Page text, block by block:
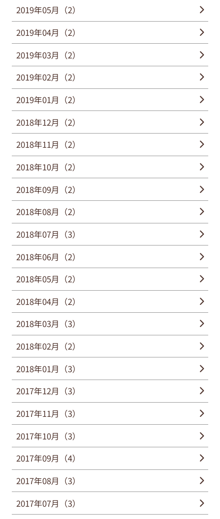
2019年05月（2）
2019年04月（2）
2019年03月（2）
2019年02月（2）
2019年01月（2）
2018年12月（2）
2018年11月（2）
2018年10月（2）
2018年09月（2）
2018年08月（2）
2018年07月（3）
2018年06月（2）
2018年05月（2）
2018年04月（2）
2018年03月（3）
2018年02月（2）
2018年01月（3）
2017年12月（3）
2017年11月（3）
2017年10月（3）
2017年09月（4）
2017年08月（3）
2017年07月（3）